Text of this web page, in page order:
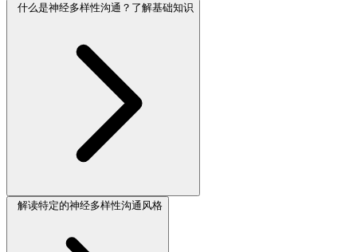
什么是神经多样性沟通？了解基础知识
解读特定的神经多样性沟通风格